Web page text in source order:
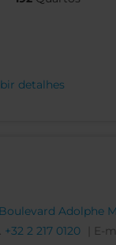
detalhes
Boulevard Adolphe
+32 2 217 0120 | E-